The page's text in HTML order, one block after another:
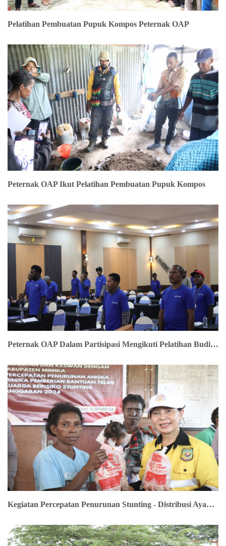
Pelatihan Pembuatan Pupuk Kompos Peternak OAP
Peternak OAP Ikut Pelatihan Pembuatan Pupuk Kompos
Peternak OAP Dalam Partisipasi Mengikuti Pelatihan Budidaya Ternak Ayam Buras
Kegiatan Percepatan Penurunan Stunting - Distribusi Ayam Dan Telur Di Distrik Buleleng Barat